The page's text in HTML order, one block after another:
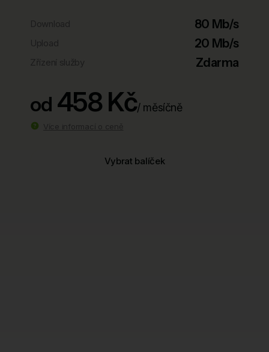
80 Mb/s
20 Mb/s
Zdarma
od 458 Kč/ měsíčně
Vybrat balíček